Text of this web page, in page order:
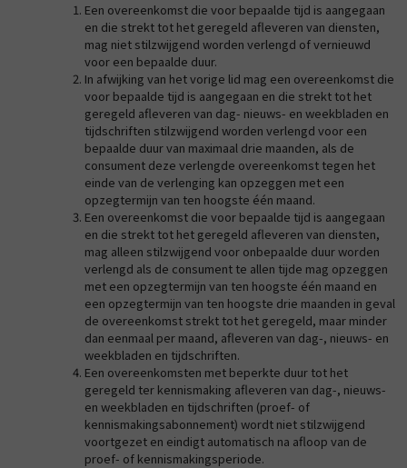
Een overeenkomst die voor bepaalde tijd is aangegaan
en die strekt tot het geregeld afleveren van diensten,
mag niet stilzwijgend worden verlengd of vernieuwd
voor een bepaalde duur.
In afwijking van het vorige lid mag een overeenkomst die
voor bepaalde tijd is aangegaan en die strekt tot het
geregeld afleveren van dag- nieuws- en weekbladen en
tijdschriften stilzwijgend worden verlengd voor een
bepaalde duur van maximaal drie maanden, als de
consument deze verlengde overeenkomst tegen het
einde van de verlenging kan opzeggen met een
opzegtermijn van ten hoogste één maand.
Een overeenkomst die voor bepaalde tijd is aangegaan
en die strekt tot het geregeld afleveren van diensten,
mag alleen stilzwijgend voor onbepaalde duur worden
verlengd als de consument te allen tijde mag opzeggen
met een opzegtermijn van ten hoogste één maand en
een opzegtermijn van ten hoogste drie maanden in geval
de overeenkomst strekt tot het geregeld, maar minder
dan eenmaal per maand, afleveren van dag-, nieuws- en
weekbladen en tijdschriften.
Een overeenkomsten met beperkte duur tot het
geregeld ter kennismaking afleveren van dag-, nieuws-
en weekbladen en tijdschriften (proef- of
kennismakingsabonnement) wordt niet stilzwijgend
voortgezet en eindigt automatisch na afloop van de
proef- of kennismakingsperiode.